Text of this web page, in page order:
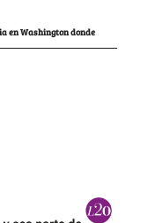
en Washington donde